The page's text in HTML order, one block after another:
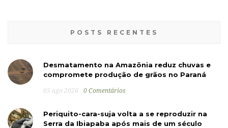
POSTS RECENTES
Desmatamento na Amazônia reduz chuvas e
compromete produção de grãos no Paraná
05 ago 2026 0 Comentários
Periquito-cara-suja volta a se reproduzir na
Serra da Ibiapaba após mais de um século